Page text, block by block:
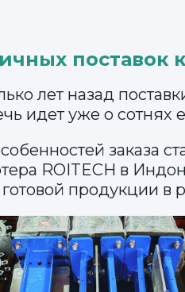
поставок
лет назад
идет уже о сотнях
заказа
ROITECH в
продукции в